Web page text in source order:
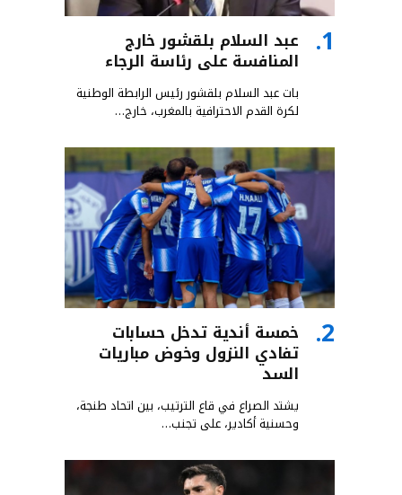
عبد السلام بلقشور خارج
المنافسة على رئاسة الرجاء
بات عبد السلام بلقشور رئيس الرابطة الوطنية
لكرة القدم الاحترافية بالمغرب، خارج…
خمسة أندية تدخل حسابات
تفادي النزول وخوض مباريات
السد
يشتد الصراع في قاع الترتيب، بين اتحاد طنجة،
وحسنية أكادير، على تجنب…